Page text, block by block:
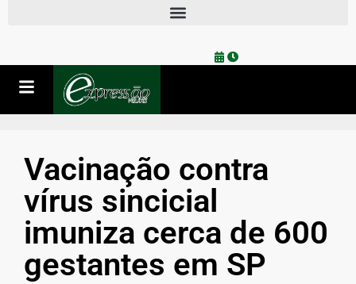
Vacinação contra
vírus sincicial
imuniza cerca de 600
gestantes em SP